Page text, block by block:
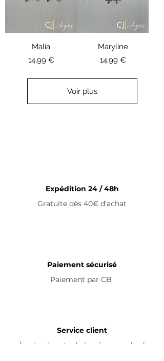
Malia
Prix
14,99 €
Maryline
Prix
14,99 €
Voir plus
Expédition 24 / 48h
Gratuite dès 40€ d'achat
Paiement sécurisé
Paiement par CB
Service client
À votre écoute du lundi au vendredi